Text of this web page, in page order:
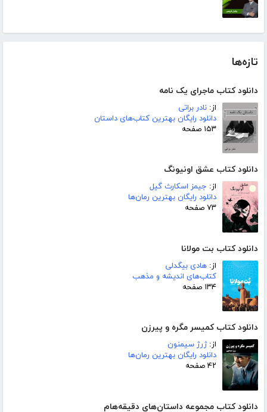
تازه‌ها
دانلود کتاب ماجرای یک نامه
از: نادر براتی
دانلود رایگان بهترین کتاب‌های داستان
۱۵۳ صفحه
دانلود کتاب عشق اونیونگ
از: جیمز اسکارث گیل
دانلود رایگان بهترین رمان‌ها
۷۳ صفحه
دانلود کتاب بت مولانا
از: هادی بیگدلی
کتاب‌های اندیشه و مذهب
۱۳۴ صفحه
دانلود کتاب کمیسر مگره و پیرزن
از:ژرژ سیمنون
دانلود رایگان بهترین رمان‌ها
۴۲ صفحه
دانلود کتاب مجموعه داستان‌های دقیقه‌هام